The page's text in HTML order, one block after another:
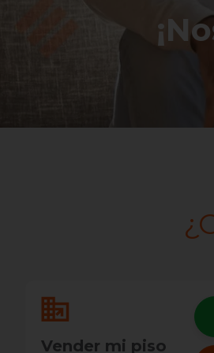
Vender mi piso